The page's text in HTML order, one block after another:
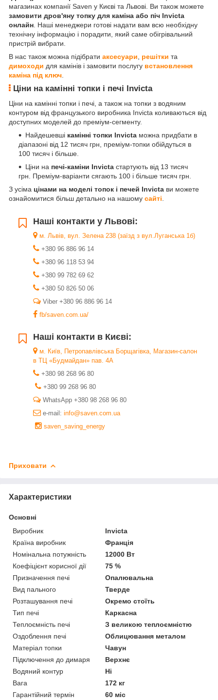
магазинах компанії Saven у Києві та Львові. Ви також можете
замовити дров'яну топку для каміна або піч Invicta
онлайн . Наші менеджери готові надати вам всю необхідну
технічну інформацію і порадити, який саме обігрівальний
пристрій вибрати.
В нас також можна підібрати аксесуари решітки та
димоходи для камінів і замовити послугу встановлення
каміна під ключ
Ціни на камінні топки і печі Invicta
Ціни на камінні топки і печі, а також на топки з водяним
контуром від французького виробника Invicta коливаються від
доступних моделей до преміум-сегменту.
Найдешевші камінні топки Invicta можна придбати в
діапазоні від 12 тисяч грн, преміум-топки обійдуться в
100 тисяч і більше.
Ціни на печі-каміни Invicta стартують від 13 тисяч
грн. Преміум-варіанти сягають 100 і більше тисяч грн.
З усіма цінами на моделі топок і печей Invicta ви можете
ознайомитися більш детально на нашому сайті
Наші контакти у Львові:
м. Львів, вул. Зелена 238 (заїзд з вул.Луганська 1б)
+380 96 886 96 14
+380 96 118 53 94
+380 99 782 69 62
+380 50 826 50 06
Viber +380 96 886 96 14
fb/saven.com.ua/
Наші контакти в Києві:
м. Київ, Петропавлівська Борщагівка, Магазин-салон
в ТЦ «Будмайдан» пав. 4А
+380 98 268 96 80
+380 99 268 96 80
WhatsApp +380 98 268 96 80
e-mail: info@saven.com.ua
saven_saving_energy
Приховати
Характеристики
Основні
Виробник
Invicta
Країна виробник
Франція
Номінальна потужність
12000 Вт
Коефіцієнт корисної дії
75 %
Призначення печі
Опалювальна
Вид пального
Тверде
Розташування печі
Окремо стоїть
Тип печі
Каркасна
Теплоємність печі
З великою теплоємністю
Оздоблення печі
Облицювання металом
Матеріал топки
Чавун
Підключення до димаря
Верхнє
Водяний контур
Ні
Вага
172 кг
Гарантійний термін
60 міс